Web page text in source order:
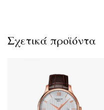
Σχετικά προϊόντα